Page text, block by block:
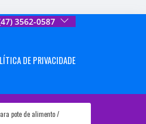
3562-0587
DE PRIVACIDADE
pote de alimento